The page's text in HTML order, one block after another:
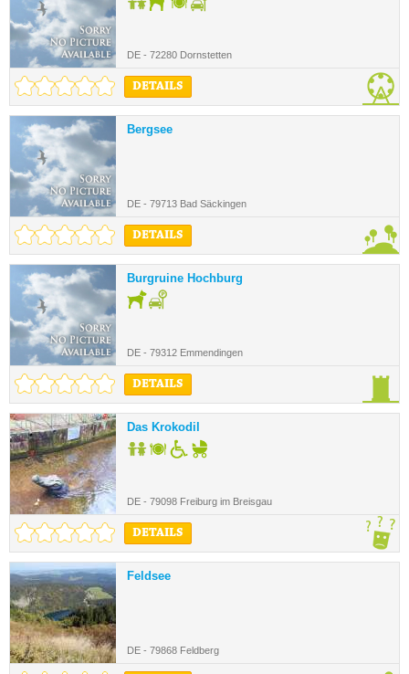
DE - 72280 Dornstetten
DETAILS
Bergsee
DE - 79713 Bad Säckingen
DETAILS
Burgruine Hochburg
DE - 79312 Emmendingen
DETAILS
Das Krokodil
DE - 79098 Freiburg im Breisgau
DETAILS
Feldsee
DE - 79868 Feldberg